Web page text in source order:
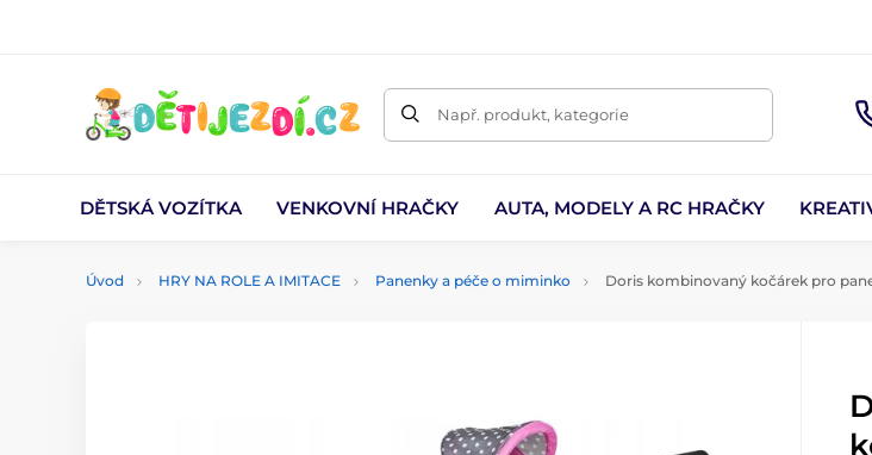
Např. produkt, kategorie
DĚTSKÁ VOZÍTKA VENKOVNÍ HRAČKY AUTA, MODELY A RC HRAČKY
Úvod HRY NA ROLE A IMITACE Panenky a péče o miminko Doris kombinovaný kočárek pro